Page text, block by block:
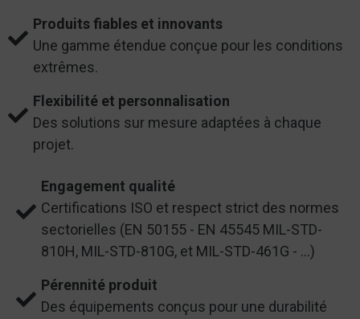
Produits fiables et innovants
Une gamme étendue conçue pour les conditions
extrêmes.
Flexibilité et personnalisation
Des solutions sur mesure adaptées à chaque
projet.
Engagement qualité
Certifications ISO et respect strict des normes
sectorielles (EN 50155 - EN 45545 MIL-STD-
810H, MIL-STD-810G, et MIL-STD-461G - …)
Pérennité produit
Des équipements conçus pour une durabilité